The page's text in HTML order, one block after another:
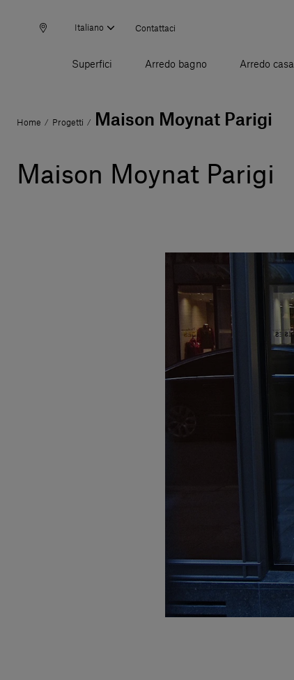
Italiano Contattaci
Superfici Arredo bagno Arredo casa
Home / Progetti / Maison Moynat Parigi
Maison Moynat Parigi